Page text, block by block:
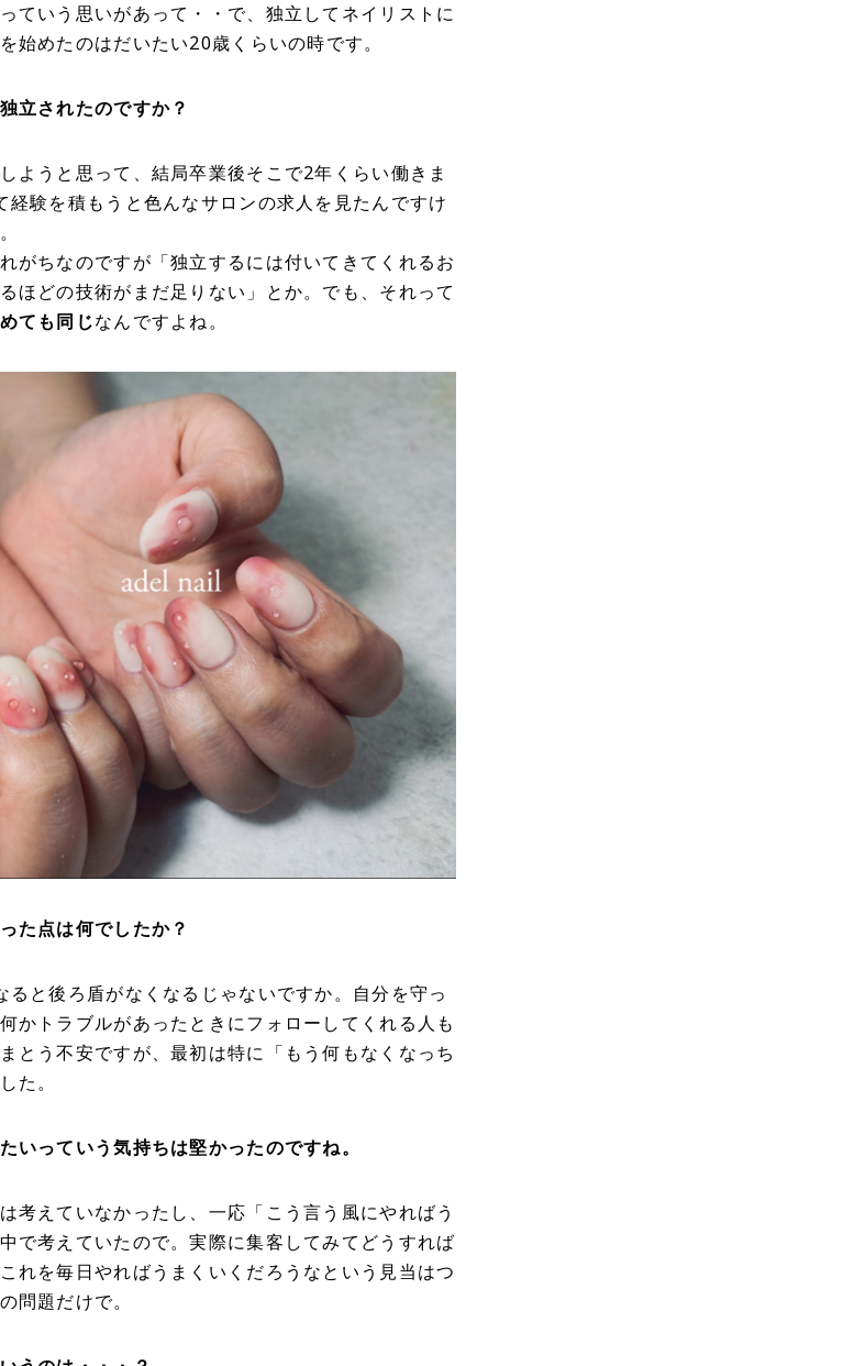
ていう思いがあって・・で、独立してネイリストに
始めたのはだいたい20歳くらいの時です。
立されたのですか？
ようと思って、結局卒業後そこで2年くらい働きま
経験を積もうと色んなサロンの求人を見たんですけ
がちなのですが「独立するには付いてきてくれるお
ほどの技術がまだ足りない」とか。でも、それって
ても同じなんですよね。
た点は何でしたか？
と後ろ盾がなくなるじゃないですか。自分を守っ
かトラブルがあったときにフォローしてくれる人も
とう不安ですが、最初は特に「もう何もなくなっち
た。
いっていう気持ちは堅かったのですね。
考えていなかったし、一応「こう言う風にやればう
で考えていたので。実際に集客してみてどうすれば
れを毎日やればうまくいくだろうなという見当はつ
問題だけで。